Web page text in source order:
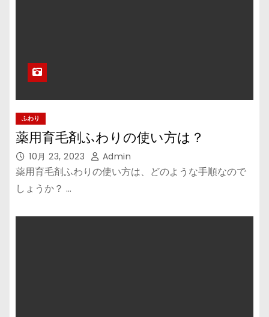
ふわり
薬用育毛剤ふわりの使い方は？
10月 23, 2023 Admin
薬用育毛剤ふわりの使い方は、どのような手順なので
しょうか？ …